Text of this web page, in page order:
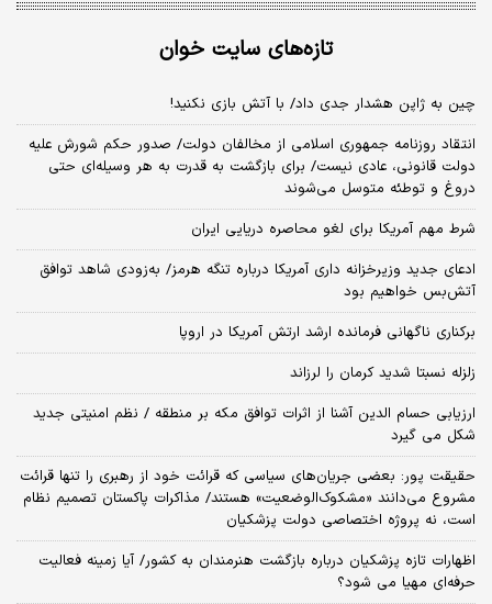
تازه‌های سایت خوان
چین به ژاپن هشدار جدی داد/ با آتش بازی نکنید!
انتقاد روزنامه جمهوری اسلامی از مخالفان دولت/ صدور حکم شورش علیه
دولت قانونی، عادی نیست/ برای بازگشت به قدرت به هر وسیله‌ای حتی
دروغ و توطئه متوسل می‌شوند
شرط مهم آمریکا برای لغو محاصره دریایی ایران
ادعای جدید وزیرخزانه داری آمریکا درباره تنگه هرمز/ به‌زودی شاهد توافق
آتش‌بس خواهیم بود
برکناری ناگهانی فرمانده ارشد ارتش آمریکا در اروپا
زلزله نسبتا شدید کرمان را لرزاند
ارزیابی حسام الدین آشنا از اثرات توافق مکه بر منطقه / نظم امنیتی جدید
شکل می گیرد
حقیقت پور: بعضی جریان‌های سیاسی که قرائت خود از رهبری را تنها قرائت
مشروع می‌دانند «مشکوک‌الوضعیت» هستند/ مذاکرات پاکستان تصمیم نظام
است، نه پروژه اختصاصی دولت پزشکیان
اظهارات تازه پزشکیان درباره بازگشت هنرمندان به کشور/ آیا زمینه فعالیت
حرفه‌ای مهیا می شود؟